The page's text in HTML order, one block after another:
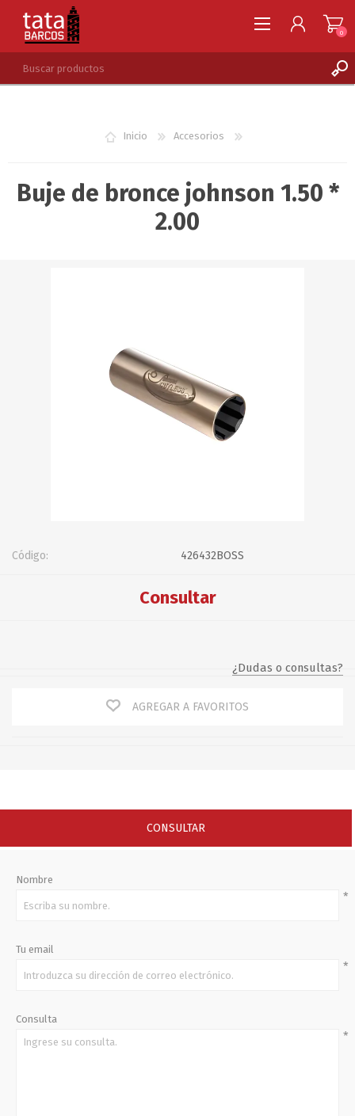
LISTA DE DESEOS
0
Inicio Accesorios
Buje de bronce johnson 1.50 *
2.00
Código: 426432BOSS
Consultar
¿Dudas o consultas?
AGREGAR A FAVORITOS
CONSULTAR
Nombre
*
Tu email
*
Consulta
*